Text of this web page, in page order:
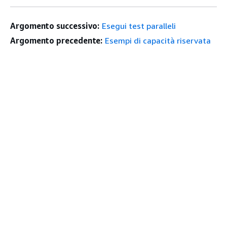
Argomento successivo: Esegui test paralleli
Argomento precedente: Esempi di capacità riservata